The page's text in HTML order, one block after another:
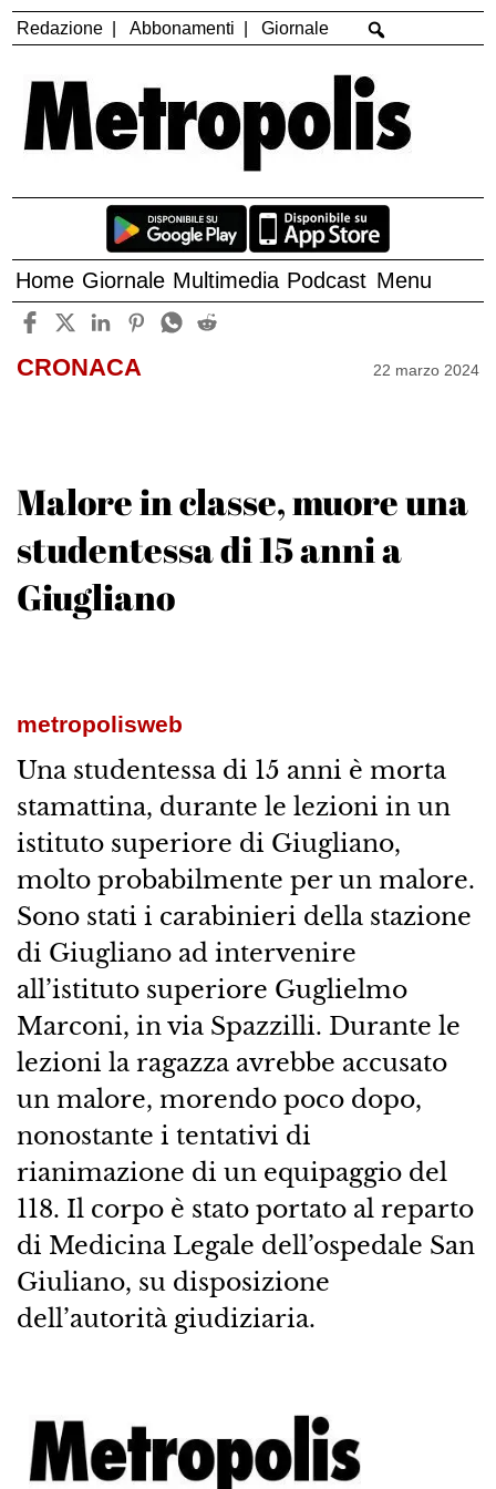
Redazione Abbonamenti Giornale
Home Giornale Multimedia Podcast Menu
CRONACA 22 marzo 2024
Malore in classe, muore una
studentessa di 15 anni a
Giugliano
metropolisweb
Una studentessa di 15 anni è morta
stamattina, durante le lezioni in un
istituto superiore di Giugliano,
molto probabilmente per un malore.
Sono stati i carabinieri della stazione
di Giugliano ad intervenire
all’istituto superiore Guglielmo
Marconi, in via Spazzilli. Durante le
lezioni la ragazza avrebbe accusato
un malore, morendo poco dopo,
nonostante i tentativi di
rianimazione di un equipaggio del
118. Il corpo è stato portato al reparto
di Medicina Legale dell’ospedale San
Giuliano, su disposizione
dell’autorità giudiziaria.